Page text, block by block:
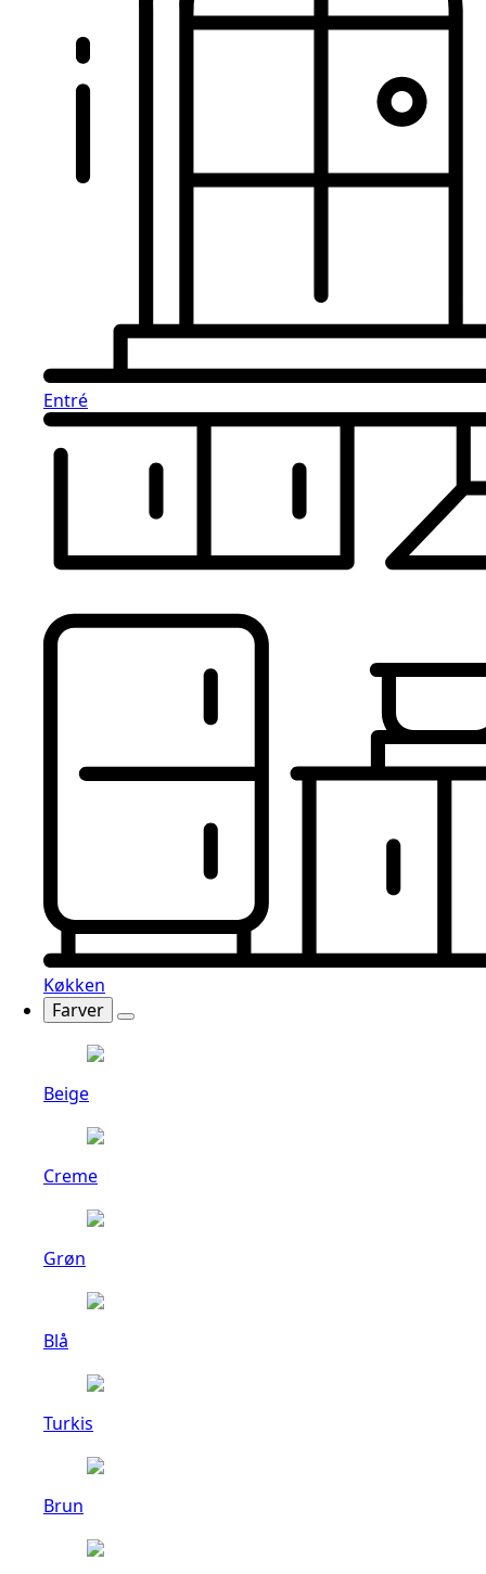
Entré
Køkken
Farver
Beige
Creme
Grøn
Blå
Turkis
Brun